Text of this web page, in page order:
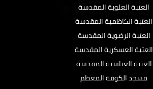
العتبة العلوية المقدسة
العتبة الكاظمية المقدسة
العتبة الرضوية المقدسة
العتبة العسكرية المقدسة
العتبة العباسية المقدسة
مسجد الكوفة المعظم